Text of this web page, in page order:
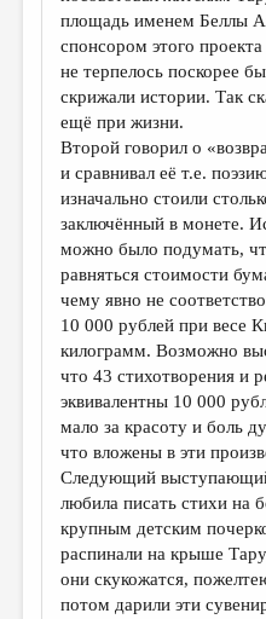
ПУБЛИЦИСТИКА
РЕЦЕНЗИРОВАНИЕ
ЦИКЛЫ ПУБЛИКАЦИЙ
ТРЕДИАКОВСКИЙ
МЕДИА
ВКОНТАКТЕ
площадь именем Беллы
спонсором этого
не терпелось поскорее
скрижали истории. Так
ещё при жизни.
Второй говорил о
и сравнивал её т.е.
изначально стоили
заключённый в монете.
можно было подумать,
равняться стоимости
чему явно не
10 000 рублей при весе
килограмм. Возможно
что 43 стихотворения и
эквивалентны 10 000
мало за красоту и боль
что вложены в эти
Следующий выступающий
любилa писать стихи на
крупным детским
распинали на крыше
они скукожатся,
потом дарили эти